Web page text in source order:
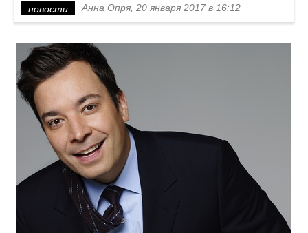
новости Анна Опря, 20 января 2017 в 16:12